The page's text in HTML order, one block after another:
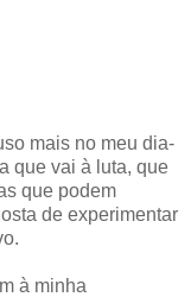
mais no meu dia-
que vai à luta, que
que podem
de experimentar
à minha